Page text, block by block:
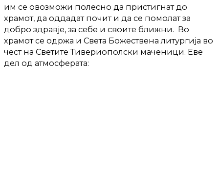
им се овозможи полесно да пристигнат до
храмот, да оддадат почит и да се помолат за
добро здравје, за себе и своите ближни. Во
храмот се одржа и Света Божествена литургија во
чест на Светите Тивериополски маченици. Еве
дел од атмосферата: